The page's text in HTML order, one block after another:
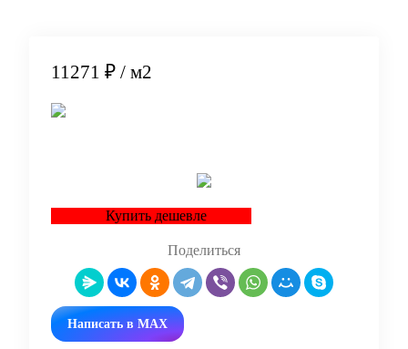
11271 ₽ / м2
Купить дешевле
Поделиться
Написать в MAX